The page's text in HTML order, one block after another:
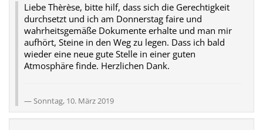
Liebe Thèrèse, bitte hilf, dass sich die Gerechtigkeit
durchsetzt und ich am Donnerstag faire und
wahrheitsgemäße Dokumente erhalte und man mir
aufhört, Steine in den Weg zu legen. Dass ich bald
wieder eine neue gute Stelle in einer guten
Atmosphäre finde. Herzlichen Dank.
Sonntag, 10. März 2019